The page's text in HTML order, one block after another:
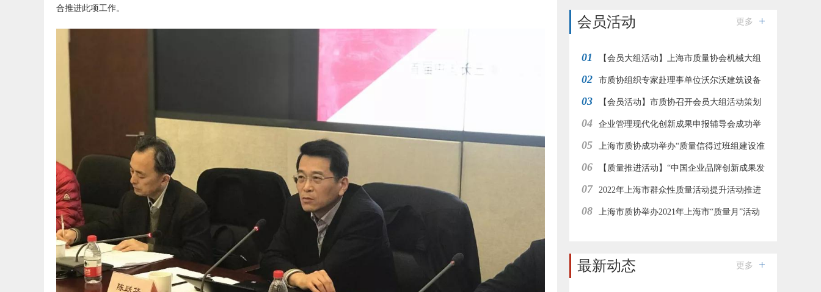
合推进此项工作。
会员活动 更多
01 【会员大组活动】上海市质量协会机械大组
赴江南造船开展“赞民族工业 品工匠之心”参观交
流活动
02 市质协组织专家赴理事单位沃尔沃建筑设备
调研交流
03 【会员活动】市质协召开会员大组活动策划
交流会
04 企业管理现代化创新成果申报辅导会成功举
办
05 上海市质协成功举办“质量信得过班组建设准
则解读与案例解析”在线直播培训
06 【质量推进活动】“中国企业品牌创新成果发
布活动”上海地区经验分享与推进工作会在线举行
07 2022年上海市群众性质量活动提升活动推进
工作集团型会员企业在线研讨会成功举办
08 上海市质协举办2021年上海市“质量月”活动
最新动态 更多